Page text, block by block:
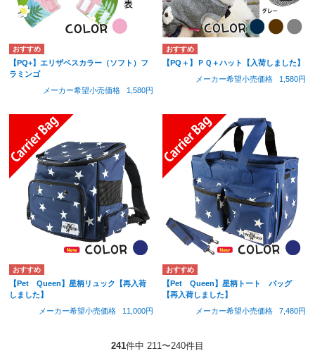
【PQ+】エリザベスカラー（ソフト）フ
ラミンゴ
メーカー希望小売価格
1,580円
【PQ＋】ＰＱ＋ハット【入荷しました】
メーカー希望小売価格
1,580円
【Pet Queen】星柄リュック【再入荷
しました】
メーカー希望小売価格
11,000円
【Pet Queen】星柄トート バッグ
【再入荷しました】
メーカー希望小売価格
7,480円
241件中 211〜240件目